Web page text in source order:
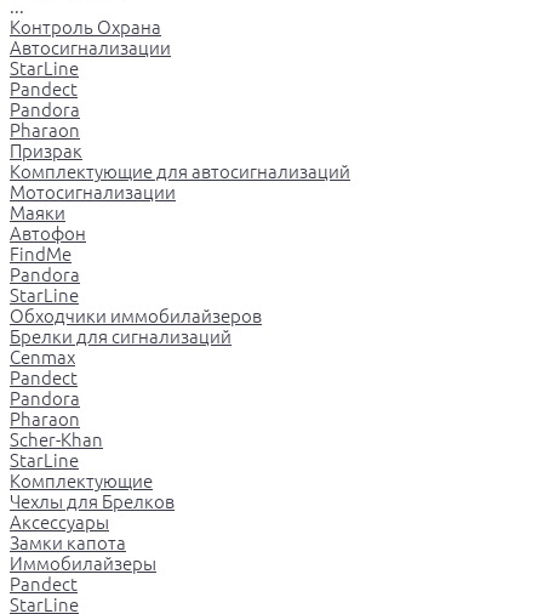
...
Контроль Охрана
Автосигнализации
StarLine
Pandect
Pandora
Pharaon
Призрак
Комплектующие для автосигнализаций
Мотосигнализации
Маяки
Автофон
FindMe
Pandora
StarLine
Обходчики иммобилайзеров
Брелки для сигнализаций
Cenmax
Pandect
Pandora
Pharaon
Scher-Khan
StarLine
Комплектующие
Чехлы для Брелков
Аксессуары
Замки капота
Иммобилайзеры
Pandect
StarLine